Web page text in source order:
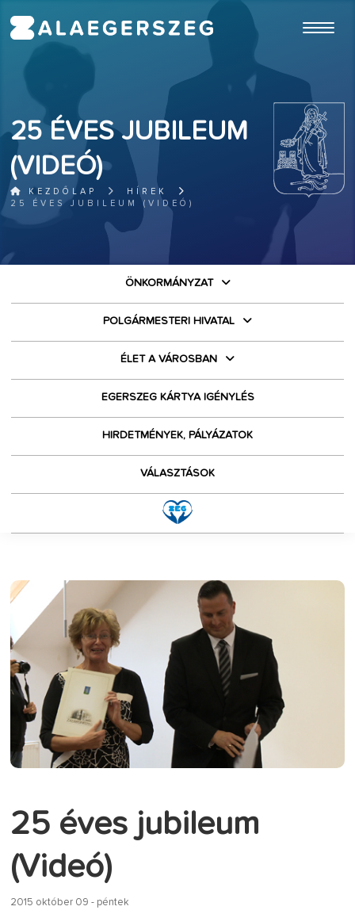
25 ÉVES JUBILEUM
(VIDEÓ)
KEZDŐLAP
HÍREK
25 ÉVES JUBILEUM (VIDEÓ)
ÖNKORMÁNYZAT
POLGÁRMESTERI HIVATAL
ÉLET A VÁROSBAN
EGERSZEG KÁRTYA IGÉNYLÉS
HIRDETMÉNYEK, PÁLYÁZATOK
VÁLASZTÁSOK
25 éves jubileum
(Videó)
2015 október 09 - péntek